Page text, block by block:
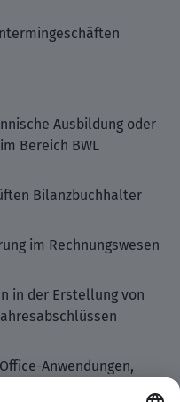
Ausbildung oder
Bereich BWL
Bilanzbuchhalter
im Rechnungswesen
in der Erstellung von
Anwendungen,